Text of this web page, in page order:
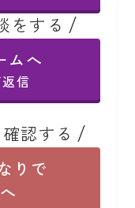
をする
ムへ
信
認する
りで